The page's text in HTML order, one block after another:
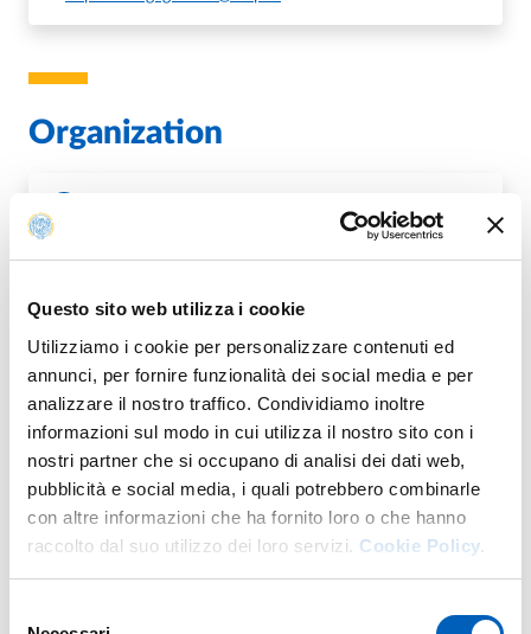
Questo sito web utilizza i cookie
Utilizziamo i cookie per personalizzare contenuti ed
annunci, per fornire funzionalità dei social media e per
analizzare il nostro traffico. Condividiamo inoltre
informazioni sul modo in cui utilizza il nostro sito con i
nostri partner che si occupano di analisi dei dati web,
pubblicità e social media, i quali potrebbero combinarle
con altre informazioni che ha fornito loro o che hanno
raccolto dal suo utilizzo dei loro servizi. Cookie Policy.
Organization
It's part of
Aperitivi della Conoscenza
FROMWEDNESDAY 19 APRIL 2023
TOTHURSDAY 31 DECEMBER 2026
INGRESSO LIBERO FINO ESAURIMENTO POSTI